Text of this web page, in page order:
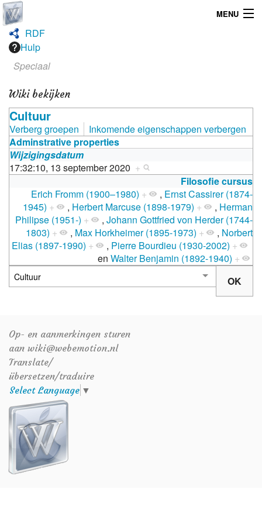
MENU
Home
Graphicdesign
Webdesign
Operating System
RDF
Hulp
Speciaal
Wiki bekijken
Cultuur
Verberg groepen
Inkomende eigenschappen verbergen
Adminstrative properties
Wijzigingsdatum
17:32:10, 13 september 2020 +
Filosofie cursus
Erich Fromm (1900–1980) + , Ernst Cassirer (1874-
1945) + , Herbert Marcuse (1898-1979) + , Herman
Philipse (1951-) + , Johann Gottfried von Herder (1744-
1803) + , Max Horkheimer (1895-1973) + , Norbert
Elias (1897-1990) + , Pierre Bourdieu (1930-2002) +
en Walter Benjamin (1892-1940) +
Op- en aanmerkingen sturen
aan wiki@webemotion.nl
Translate/
übersetzen/traduire
Select Language ▼